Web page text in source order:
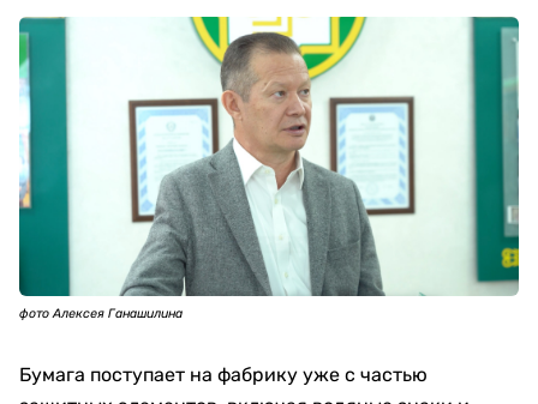
фото Алексея Ганашилина
Бумага поступает на фабрику уже с частью